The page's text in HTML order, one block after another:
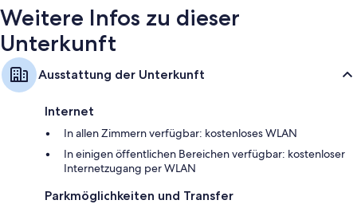
Weitere Infos zu dieser
Unterkunft
Ausstattung der Unterkunft
Internet
In allen Zimmern verfügbar: kostenloses WLAN
In einigen öffentlichen Bereichen verfügbar: kostenloser
Internetzugang per WLAN
Parkmöglichkeiten und Transfer